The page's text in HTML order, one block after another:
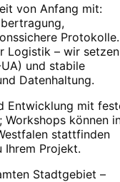
von Anfang mit:
Protokolle.
Logistik – wir setzen
und stabile
Datenhaltung.
Entwicklung mit
Workshops können
stattfinden
Ihrem Projekt.
Stadtgebiet –